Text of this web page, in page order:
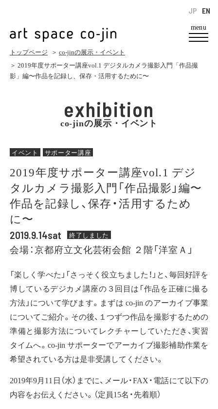
menu
EN
JP
トップページ ＞ co-jinの展示・イベント
＞ 2019年度サポーター講座vol.1 デジタルカメラ撮影入門「作品撮
影」編〜作品を記録し、保存・活用するために〜
exhibition
co-jinの展示・イベント
イベント サポーター講座
2019年度サポーター講座vol.1 デジ
タルカメラ撮影入門「作品撮影」編〜
作品を記録し、保存・活用するため
に〜
2019.9.14sat 終了しました
会場：京都府立文化芸術会館 ２階「洋室Ａ」
「楽しく学べた」「さっそく役立ちました！」と、毎回好評を
博しているデジカメ講座の３回目は「作品を正確に撮る
方法」について学びます。まずは co-jin のアーカイブ事業
についてご紹介。その後、１つずつ作品を撮影するための
準備と撮影方法についてレクチャーしていただき、実習
タイムへ。co-jin サポーターでアーカイブ撮影補助作業を
希望されている方は是非受講してください。
2019年9月11日（水）までに、メール・FAX・電話にて以下の
内容をお伝えください。（定員15名・先着順）